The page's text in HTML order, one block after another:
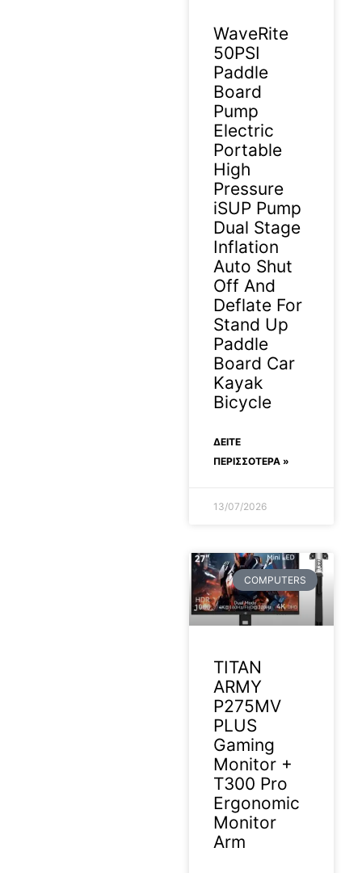
WaveRite
50PSI
Paddle
Board
Pump
Electric
Portable
High
Pressure
iSUP Pump
Dual Stage
Inflation
Auto Shut
Off And
Deflate For
Stand Up
Paddle
Board Car
Kayak
Bicycle
ΔΕΊΤΕ
ΠΕΡΙΣΣΟΤΕΡΑ »
13/07/2026
COMPUTERS
TITAN
ARMY
P275MV
PLUS
Gaming
Monitor +
T300 Pro
Ergonomic
Monitor
Arm